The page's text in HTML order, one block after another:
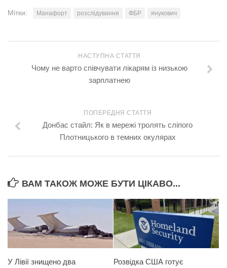
Мітки: Манафорт розслідування ФБР янукович
НАСТУПНА СТАТТЯ
Чому не варто співчувати лікарям із низькою
зарплатнею
ПОПЕРЕДНЯ СТАТТЯ
Донбас стайл: Як в мережі тролять сліпого
Плотницького в темних окулярах
ВАМ ТАКОЖ МОЖЕ БУТИ ЦІКАВО...
У Лівії знищено два
Розвідка США готує